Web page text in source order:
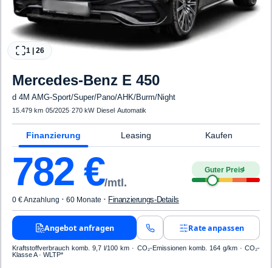
1 26
Mercedes-Benz E 450
d 4M AMG-Sport/Super/Pano/AHK/Burm/Night
15.479 km·05/2025·270 kW· Diesel·Automatik
Finanzierung Leasing Kaufen
782 €/mtl.
Guter Preis4
0 € Anzahlung · 60 Monate · Finanzierungs-Details
Angebot anfragen Rate anpassen
Kraftstoffverbrauch komb. 9,7 l/100 km · CO₂-Emissionen komb. 164 g/km · CO₂-
Klasse A · WLTP*